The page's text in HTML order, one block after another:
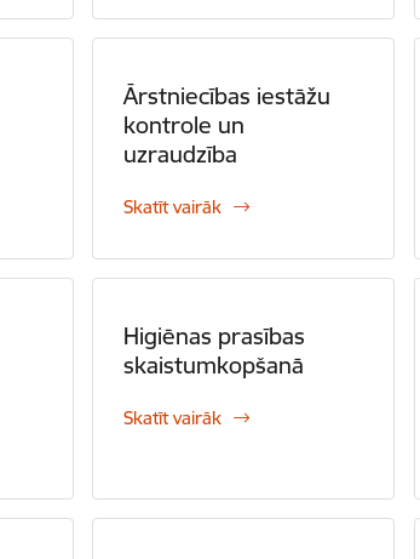
Ārstniecības iestāžu
kontrole un
uzraudzība
Skatīt vairāk
Higiēnas prasības
skaistumkopšanā
Skatīt vairāk